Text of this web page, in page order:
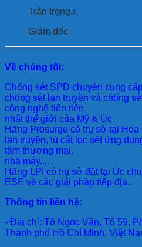
Trân trọng./.
Giám đốc
Về chúng tôi:
Chống sét SPD chuyên cung
chống sét lan truyền và chống
công nghệ tiên tiên
nhất thế giới của Mỹ & Úc.
Hãng Prosurge có trụ sở tại Hoa
lan truyền, tủ cắt lọc sét ứng
tâm thương mại,
nhà máy.... .
Hãng LPI có trụ sở đặt tại Úc
ESE và các giải pháp tiếp địa..
Thông tin liên hệ:
- Địa chỉ: Tô Ngọc Vân, Tổ 59,
Thành phố Hồ Chí Minh, Việt